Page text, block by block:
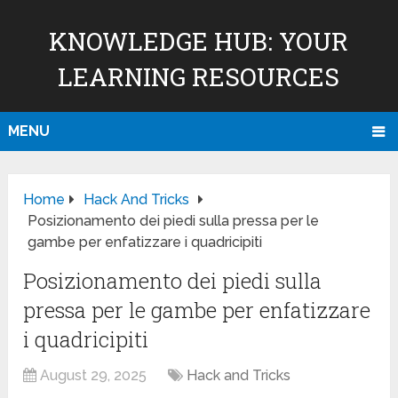
KNOWLEDGE HUB: YOUR
LEARNING RESOURCES
MENU
Home
Hack And Tricks
Posizionamento dei piedi sulla pressa per le
gambe per enfatizzare i quadricipiti
Posizionamento dei piedi sulla
pressa per le gambe per enfatizzare
i quadricipiti
August 29, 2025 Hack and Tricks